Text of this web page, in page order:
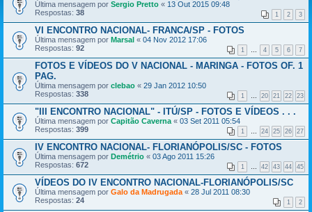
Última mensagem por Sergio Pretto « 13 Out 2015 09:48
Respostas: 38 1 2 3
VI ENCONTRO NACIONAL- FRANCA/SP - FOTOS
Última mensagem por Marsal « 04 Nov 2012 17:06
Respostas: 92 1 … 4 5 6 7
FOTOS E VÍDEOS DO V NACIONAL - MARINGA - FOTOS OF. 1
PAG.
Última mensagem por clebao « 29 Jan 2012 10:50
Respostas: 338 1 … 20 21 22 23
"III ENCONTRO NACIONAL" - ITÚ/SP - FOTOS E VÍDEOS . . .
Última mensagem por Capitão Caverna « 03 Set 2011 05:54
Respostas: 399 1 … 24 25 26 27
IV ENCONTRO NACIONAL- FLORIANÓPOLIS/SC - FOTOS
Última mensagem por Demétrio « 03 Ago 2011 15:26
Respostas: 672 1 … 42 43 44 45
VÍDEOS DO IV ENCONTRO NACIONAL-FLORIANÓPOLIS/SC
Última mensagem por Galo da Madrugada « 28 Jul 2011 08:30
Respostas: 24 1 2